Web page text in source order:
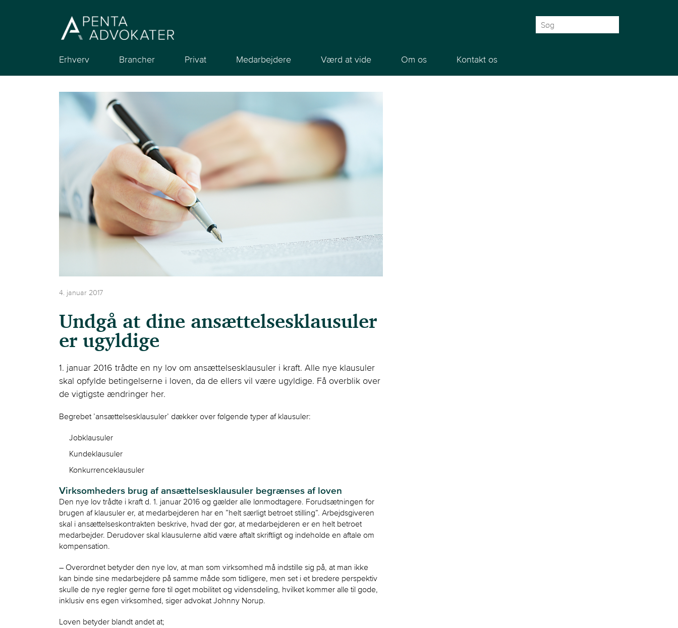
Erhverv Brancher Privat Medarbejdere Værd at vide Om os Kontakt os
efter:
4. januar 2017
Undgå at dine ansættelsesklausuler
er ugyldige
1. januar 2016 trådte en ny lov om ansættelsesklausuler i kraft. Alle nye klausuler
skal opfylde betingelserne i loven, da de ellers vil være ugyldige. Få overblik over
de vigtigste ændringer her.
Begrebet ’ansættelsesklausuler’ dækker over følgende typer af klausuler:
Jobklausuler
Kundeklausuler
Konkurrenceklausuler
Virksomheders brug af ansættelsesklausuler begrænses af loven
Den nye lov trådte i kraft d. 1. januar 2016 og gælder alle lønmodtagere. Forudsætningen for
brugen af klausuler er, at medarbejderen har en ”helt særligt betroet stilling”. Arbejdsgiveren
skal i ansættelseskontrakten beskrive, hvad der gør, at medarbejderen er en helt betroet
medarbejder. Derudover skal klausulerne altid være aftalt skriftligt og indeholde en aftale om
kompensation.
– Overordnet betyder den nye lov, at man som virksomhed må indstille sig på, at man ikke
kan binde sine medarbejdere på samme måde som tidligere, men set i et bredere perspektiv
skulle de nye regler gerne føre til øget mobilitet og vidensdeling, hvilket kommer alle til gode,
inklusiv ens egen virksomhed, siger advokat Johnny Norup.
Loven betyder blandt andet at;